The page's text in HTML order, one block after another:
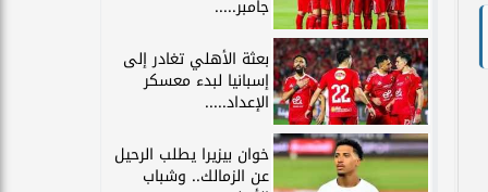
جامبر.....
بعثة الأهلي تغادر إلى
إسبانيا لبدء معسكر
الإعداد.....
خوان بيزيرا يطلب الرحيل
عن الزمالك.. وشباب